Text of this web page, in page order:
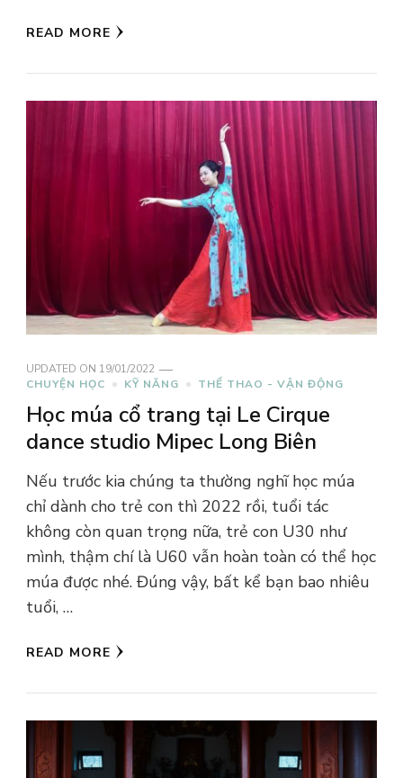
READ MORE
UPDATED ON 19/01/2022
CHUYỆN HỌC
KỸ NĂNG THỂ THAO - VẬN ĐỘNG
Học múa cổ trang tại Le Cirque
dance studio Mipec Long Biên
Nếu trước kia chúng ta thường nghĩ học múa
chỉ dành cho trẻ con thì 2022 rồi, tuổi tác
không còn quan trọng nữa, trẻ con U30 như
mình, thậm chí là U60 vẫn hoàn toàn có thể học
múa được nhé. Đúng vậy, bất kể bạn bao nhiêu
tuổi, …
READ MORE